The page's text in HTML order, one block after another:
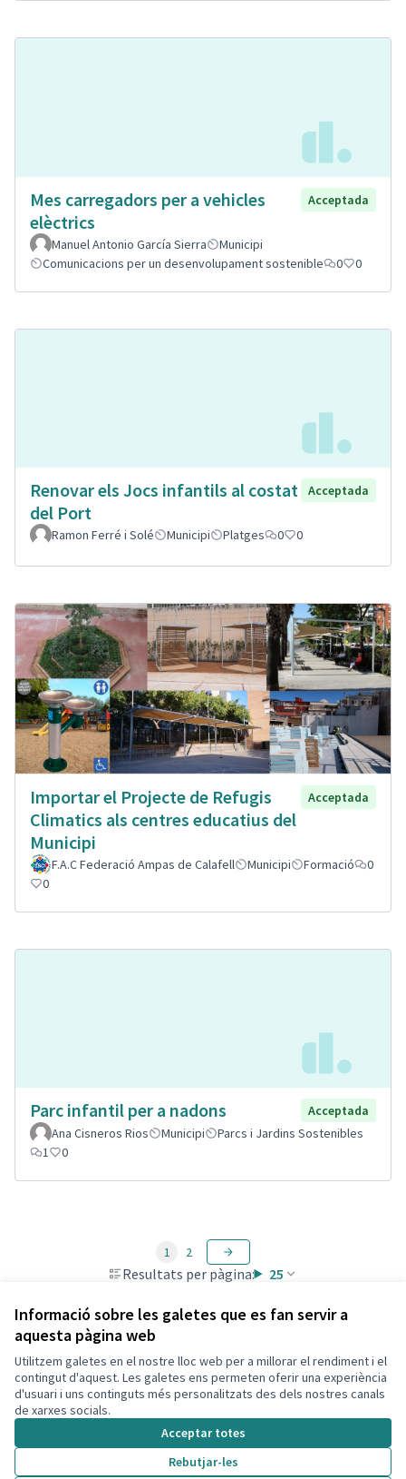
Informació sobre les galetes que es fan servir a
aquesta pàgina web
Utilitzem galetes en el nostre lloc web per a millorar el rendiment i el
contingut d'aquest. Les galetes ens permeten oferir una experiència
d'usuari i uns continguts més personalitzats des dels nostres canals
de xarxes socials.
Acceptar totes
Rebutjar-les
Mes carregadors per a vehicles
elèctrics
Acceptada
Manuel Antonio García Sierra
Municipi
Comunicacions per un desenvolupament sostenible
0 0
Renovar els Jocs infantils al costat
del Port
Acceptada
Ramon Ferré i Solé Municipi Platges 0 0
Importar el Projecte de Refugis
Climatics als centres educatius del
Municipi
Acceptada
F.A.C Federació Ampas de Calafell Municipi Formació
0
0
Parc infantil per a nadons
Acceptada
Ana Cisneros Rios
Municipi
Parcs i Jardins Sostenibles
1
0
Resultats per pàgina: 25
1 2
Termes i condicions d'ús
Configuració de les galetes
Decidim Calafell a X
(Enllaç extern)
Decidim Calafell a Facebook
Decidim Calafell a YouTube
Decidim Calafell a GitHub
(Enllaç extern)